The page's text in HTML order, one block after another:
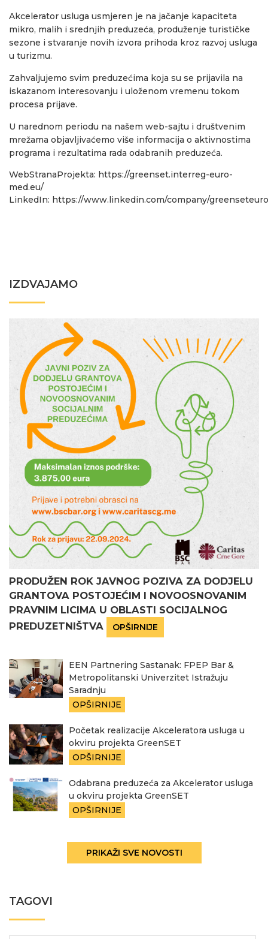
Akcelerator usluga usmjeren je na jačanje kapaciteta
mikro, malih i srednjih preduzeća, produženje turističke
sezone i stvaranje novih izvora prihoda kroz razvoj usluga
u turizmu.
Zahvaljujemo svim preduzećima koja su se prijavila na
iskazanom interesovanju i uloženom vremenu tokom
procesa prijave.
U narednom periodu na našem web-sajtu i društvenim
mrežama objavljivaćemo više informacija o aktivnostima
programa i rezultatima rada odabranih preduzeća.
WebStranaProjekta: https://greenset.interreg-euro-
med.eu/
LinkedIn: https://www.linkedin.com/company/
IZDVAJAMO
PRODUŽEN ROK JAVNOG POZIVA ZA DODJELU
GRANTOVA POSTOJEĆIM I NOVOOSNOVANIM
PRAVNIM LICIMA U OBLASTI SOCIJALNOG
PREDUZETNIŠTVA
OPŠIRNIJE
EEN Partnering Sastanak: FPEP Bar &
Metropolitanski Univerzitet Istražuju
Saradnju
OPŠIRNIJE
Početak realizacije Akceleratora usluga u
okviru projekta GreenSET
OPŠIRNIJE
Odabrana preduzeća za Akcelerator usluga
u okviru projekta GreenSET
OPŠIRNIJE
PRIKAŽI SVE NOVOSTI
TAGOVI